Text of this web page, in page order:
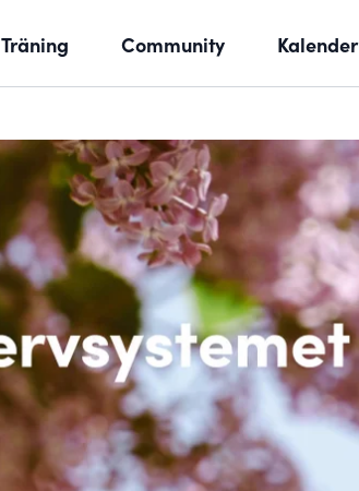
Träning Community Kalender